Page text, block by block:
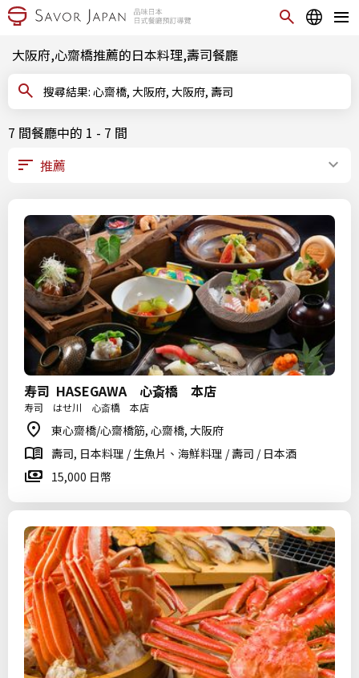
大阪府,心齋橋推薦的日本料理,壽司餐廳
搜尋結果: 心齋橋, 大阪府, 大阪府, 壽司
7 間餐廳中的 1 - 7 間
寿司 HASEGAWA 心斎橋 本店
寿司 はせ川 心斎橋 本店
東心齋橋/心齋橋筋, 心齋橋, 大阪府
壽司, 日本料理 / 生魚片、海鮮料理 / 壽司 / 日本酒
15,000 日幣